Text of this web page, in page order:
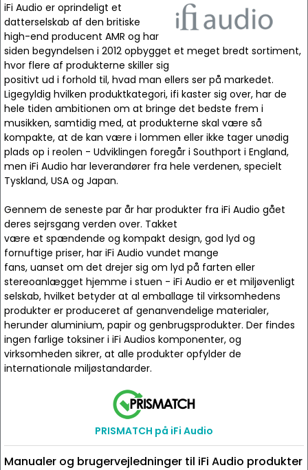
iFi Audio er oprindeligt et
datterselskab af den britiske
high-end producent AMR og har
siden begyndelsen i 2012 opbygget et meget bredt sortiment,
hvor flere af produkterne skiller sig
positivt ud i forhold til, hvad man ellers ser på markedet.
Ligegyldig hvilken produktkategori, ifi kaster sig over, har de
hele tiden ambitionen om at bringe det bedste frem i
musikken, samtidig med, at produkterne skal være så
kompakte, at de kan være i lommen eller ikke tager unødig
plads op i reolen - Udviklingen foregår i Southport i England,
men iFi Audio har leverandører fra hele verdenen, specielt
Tyskland, USA og Japan.
Gennem de seneste par år har produkter fra iFi Audio gået
deres sejrsgang verden over. Takket
være et spændende og kompakt design, god lyd og
fornuftige priser, har iFi Audio vundet mange
fans, uanset om det drejer sig om lyd på farten eller
stereoanlægget hjemme i stuen - iFi Audio er et miljøvenligt
selskab, hvilket betyder at al emballage til virksomhedens
produkter er produceret af genanvendelige materialer,
herunder aluminium, papir og genbrugsprodukter. Der findes
ingen farlige toksiner i iFi Audios komponenter, og
virksomheden sikrer, at alle produkter opfylder de
internationale miljøstandarder.
PRISMATCH på iFi Audio
Manualer og brugervejledninger til iFi Audio produkter